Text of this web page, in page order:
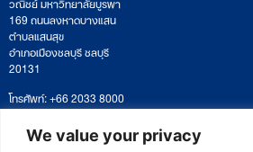
We value your privacy
169 ถนนลงหาดบางแสน
ตำบลแสนสุข
อำเภอเมืองชลบุรี ชลบุรี
20131
โทรศัพท์: +66 2033 8000
เวลาทำการ: จันทร์ – ศุกร์
09:00 – 17:00 น.
ติดตามหนังสือหรือยื่นเอกสาร